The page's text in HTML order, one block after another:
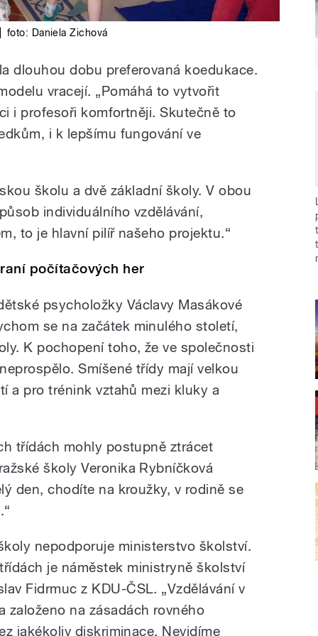
foto: Daniela Zichová
dlouhou dobu preferovaná koedukace.
vracejí. „Pomáhá to vytvořit
i profesoři komfortněji. Skutečně to
i k lepšímu fungování ve
školu a dvě základní školy. V obou
individuálního vzdělávání,
to je hlavní pilíř našeho projektu.“
počítačových her
psycholožky Václavy Masákové
se na začátek minulého století,
K pochopení toho, že ve společnosti
Smíšené třídy mají velkou
a pro trénink vztahů mezi kluky a
třídách mohly postupně ztrácet
školy Veronika Rybníčková
den, chodíte na kroužky, v rodině se
nepodporuje ministerstvo školství.
je náměstek ministryně školství
Fidrmuc z KDU-ČSL. „Vzdělávání v
založeno na zásadách rovného
jakékoliv diskriminace. Nevidíme